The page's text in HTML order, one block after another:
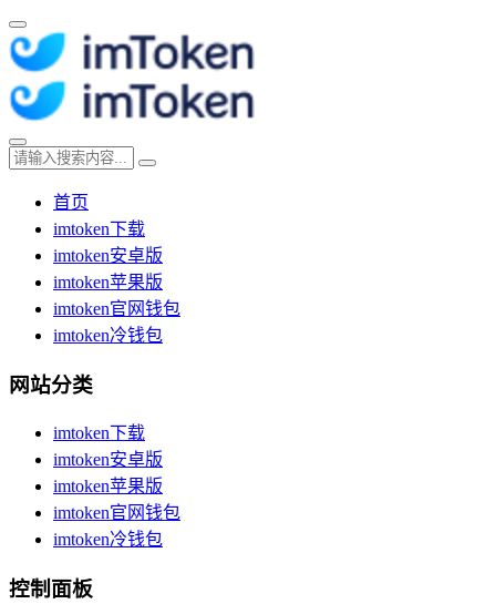
首页
imtoken下载
imtoken安卓版
imtoken苹果版
imtoken官网钱包
imtoken冷钱包
网站分类
imtoken下载
imtoken安卓版
imtoken苹果版
imtoken官网钱包
imtoken冷钱包
控制面板